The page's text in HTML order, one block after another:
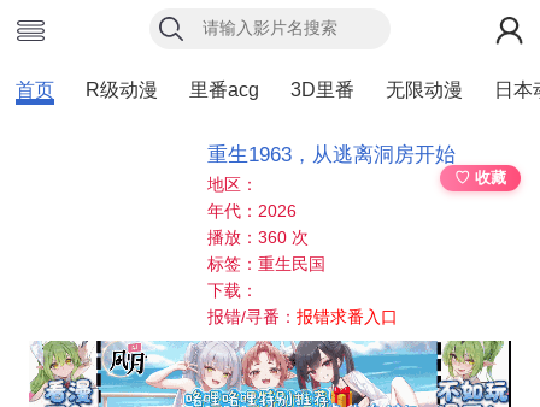
首页 R级动漫 里番acg 3D里番 无限动漫 日本
重生1963，从逃离洞房开始
♡ 收藏
地区：
年代：2026
播放：360 次
标签：重生民国
下载：
报错/寻番：报错求番入口